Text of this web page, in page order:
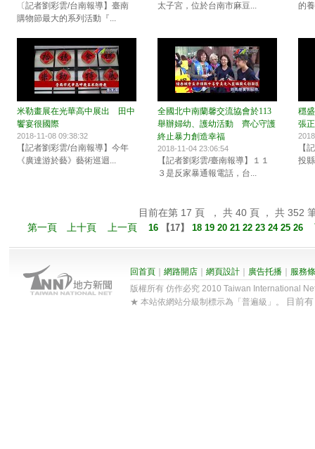
〔記者劉彩雲/台南報導】臺南
購物節最大的系列活動『...
太子宮，位於台南市麻豆...
的
米勒畫展在光華高中展出 田中
饗宴很國際
2018-11-08 09:38:32
【記者劉彩雲/台南報導】今年
《廣達游於藝》藝術巡迴...
全國北中南蘭馨交流協會於113
舉辦婦幼、護幼活動 齊心守護
終止暴力創造幸福
2018-11-04 23:06:54
【記者劉彩雲/臺南報導】１１
３是反家暴通報電話，台...
穩
張
【
投
目前在第 17 頁 ， 共 40 頁 ， 共 352
第一頁
上十頁 上一頁 16 【17】 18 19 20 21 22 23 24 25 26
回首頁 網路開店 網頁設計 廣告托播
服務
版權所有 仿作必究 2010 Taiwan International
★ 本站依網站分級制標示為「普遍級」。
目前